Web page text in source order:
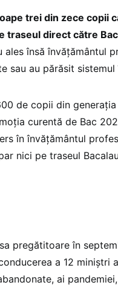
trei din zece copii
traseul direct către
ales însă învățământul
sau au părăsit
de copii din
curentă de Bac
în învățământul
nici pe traseul
pregătitoare în
a 12 miniștri
ai